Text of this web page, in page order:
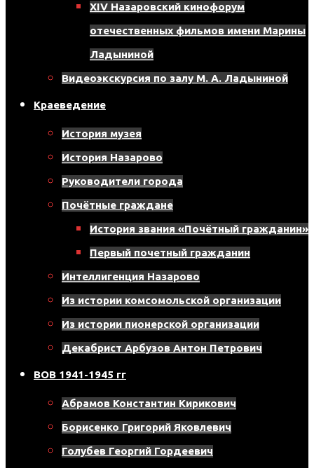
XIV Назаровский кинофорум
отечественных фильмов имени Марины
Ладыниной
Видеоэкскурсия по залу М. А. Ладыниной
Краеведение
История музея
История Назарово
Руководители города
Почётные граждане
История звания «Почётный гражданин»
Первый почетный гражданин
Интеллигенция Назарово
Из истории комсомольской организации
Из истории пионерской организации
Декабрист Арбузов Антон Петрович
ВОВ 1941-1945 гг
Абрамов Константин Кирикович
Борисенко Григорий Яковлевич
Голубев Георгий Гордеевич